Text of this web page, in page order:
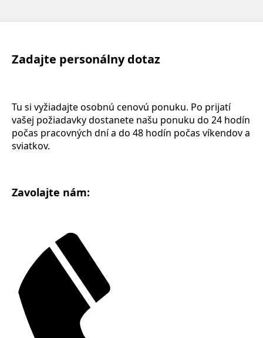
Zadajte personálny dotaz
Tu si vyžiadajte osobnú cenovú ponuku. Po prijatí
vašej požiadavky dostanete našu ponuku do 24 hodín
počas pracovných dní a do 48 hodín počas víkendov a
sviatkov.
Zavolajte nám: